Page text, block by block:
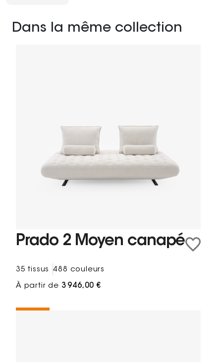
Dans la même collection
Prado 2 Moyen canapé
35 tissus 488 couleurs
À partir de 3 946,00 €